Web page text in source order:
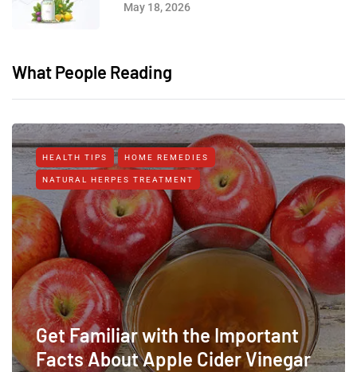
May 18, 2026
What People Reading
HEALTH TIPS HOME REMEDIES
NATURAL HERPES TREATMENT‎
Get Familiar with the Important
Facts About Apple Cider Vinegar